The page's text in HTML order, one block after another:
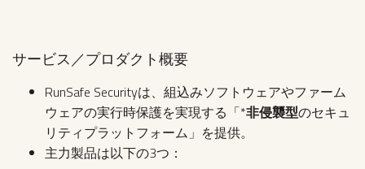
サービス／プロダクト概要
RunSafe Securityは、組込みソフトウェアやファーム
ウェアの実行時保護を実現する「*非侵襲型のセキュ
リティプラットフォーム」を提供。
主力製品は以下の3つ：